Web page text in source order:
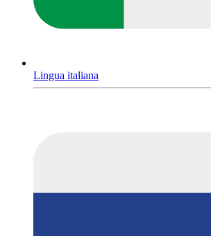
Lingua italiana